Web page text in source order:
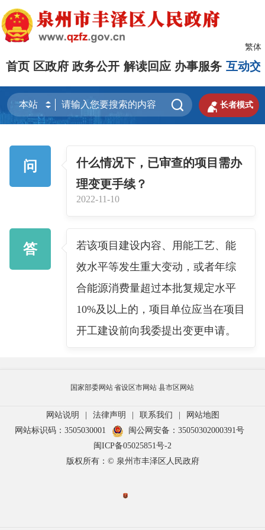
繁体
首页 区政府 政务公开 解读回应 办事服务 互动交
  长者模式
问
什么情况下，已审查的项目需办
理变更手续？
2022-11-10
答
若该项目建设内容、用能工艺、能
效水平等发生重大变动，或者年综
合能源消费量超过本批复规定水平
10%及以上的，项目单位应当在项目
开工建设前向我委提出变更申请。
国家部委网站省设区市网站 县市区网站
网站说明 | 法律声明 | 联系我们 |
网站地图
网站标识码：3505030001
闽公网安备：35050302000391号
闽ICP备05025851号-2
版权所有：© 泉州市丰泽区人民政府